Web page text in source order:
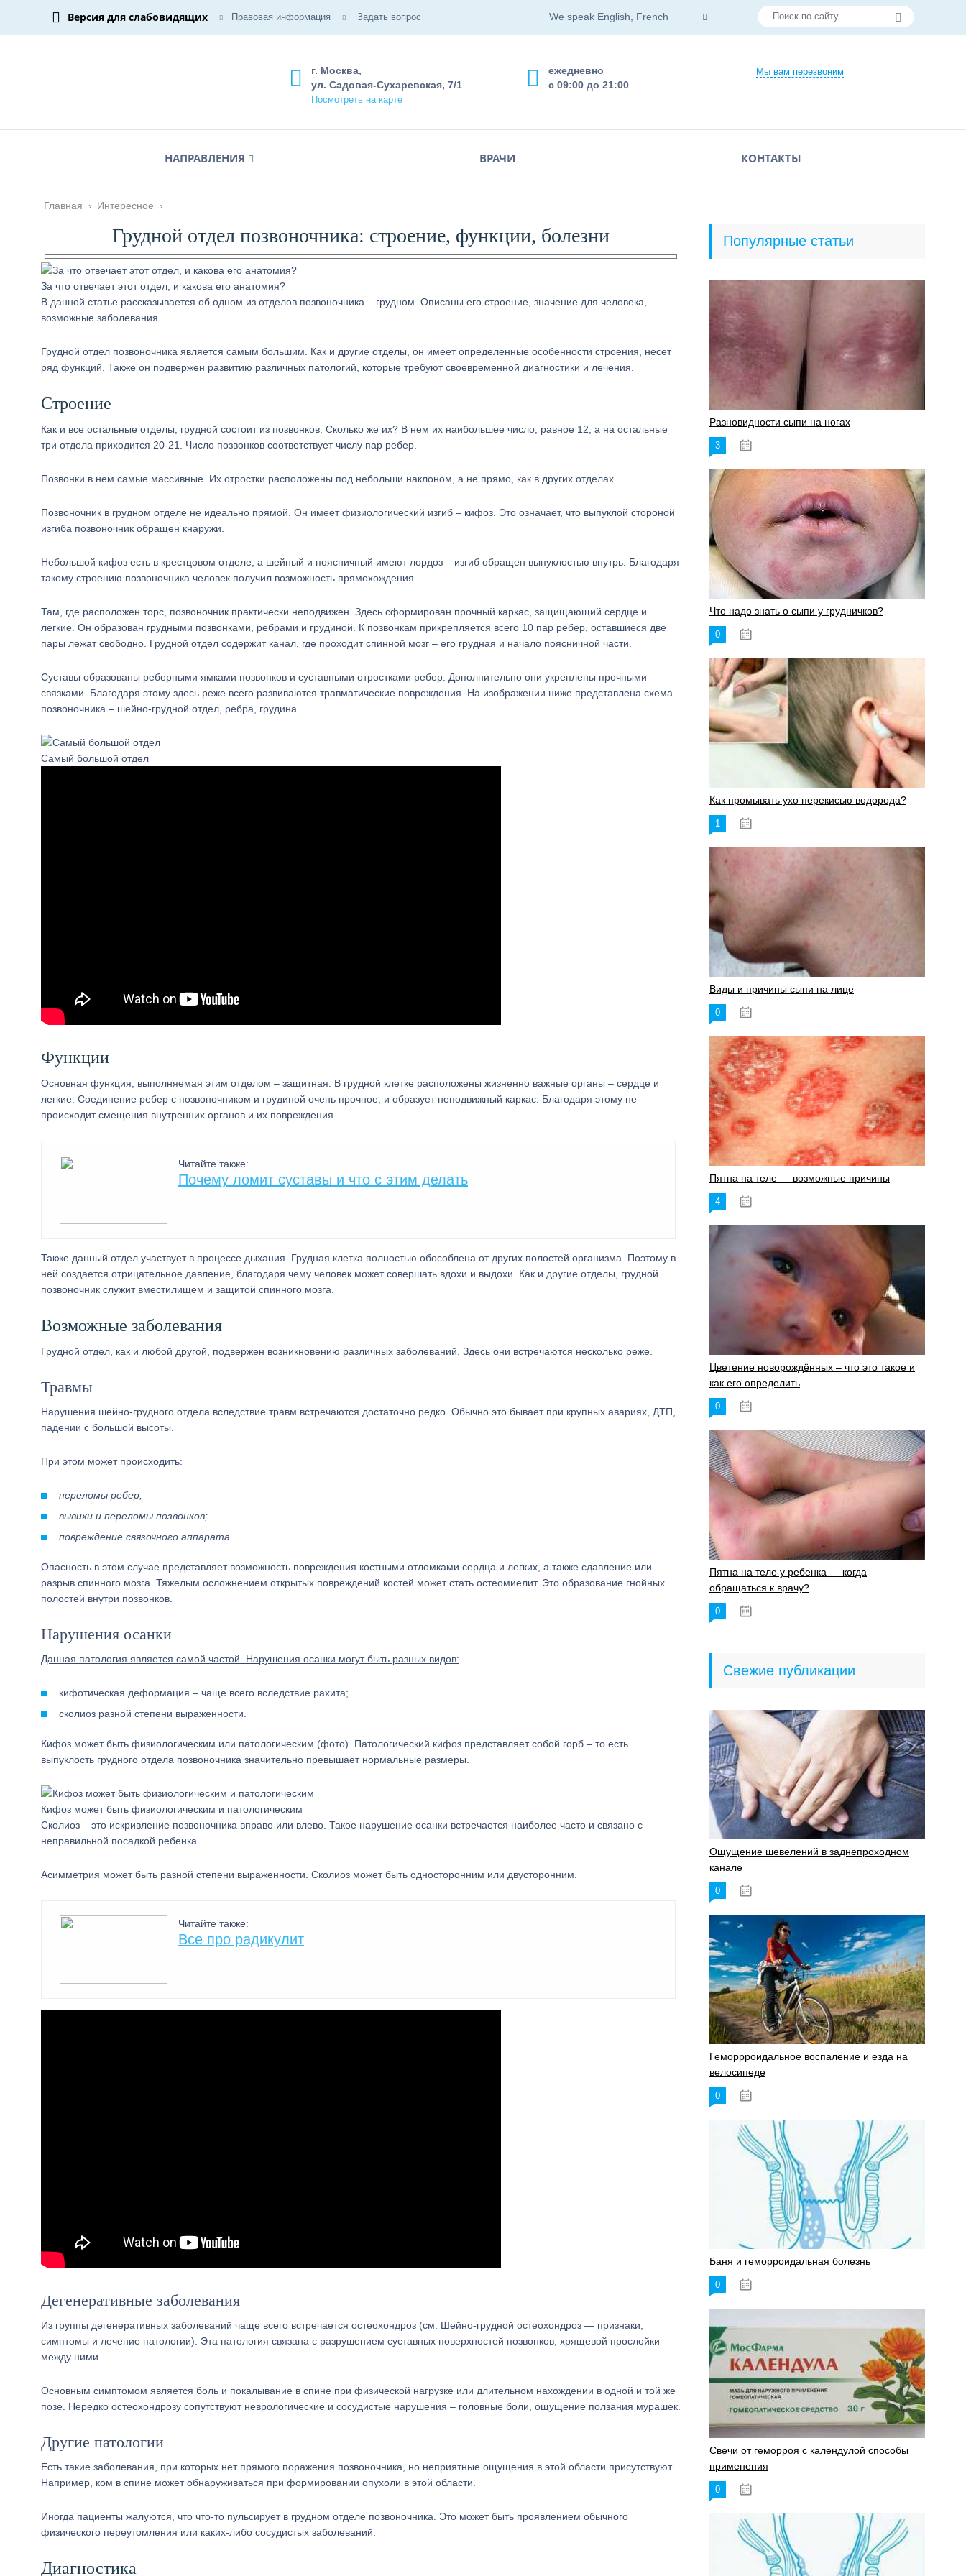
Версия для слабовидящих Правовая информация Задать вопрос We speak English, French
Мы вам перезвоним
ежедневно
с 09:00 до 21:00
г. Москва,
ул. Садовая-Сухаревская, 7/1
Посмотреть на карте
НАПРАВЛЕНИЯ ВРАЧИ КОНТАКТЫ
Главная › Интересное ›
Грудной отдел позвоночника: строение, функции, болезни
За что отвечает этот отдел, и какова его анатомия?
В данной статье рассказывается об одном из отделов позвоночника – грудном. Описаны его строение, значение для человека,
возможные заболевания.
Грудной отдел позвоночника является самым большим. Как и другие отделы, он имеет определенные особенности строения, несет
ряд функций. Также он подвержен развитию различных патологий, которые требуют своевременной диагностики и лечения.
Строение
Как и все остальные отделы, грудной состоит из позвонков. Сколько же их? В нем их наибольшее число, равное 12, а на остальные
три отдела приходится 20-21. Число позвонков соответствует числу пар ребер.
Позвонки в нем самые массивные. Их отростки расположены под небольши наклоном, а не прямо, как в других отделах.
Позвоночник в грудном отделе не идеально прямой. Он имеет физиологический изгиб – кифоз. Это означает, что выпуклой стороной
изгиба позвоночник обращен кнаружи.
Небольшой кифоз есть в крестцовом отделе, а шейный и поясничный имеют лордоз – изгиб обращен выпуклостью внутрь. Благодаря
такому строению позвоночника человек получил возможность прямохождения.
Там, где расположен торс, позвоночник практически неподвижен. Здесь сформирован прочный каркас, защищающий сердце и
легкие. Он образован грудными позвонками, ребрами и грудиной. К позвонкам прикрепляется всего 10 пар ребер, оставшиеся две
пары лежат свободно. Грудной отдел содержит канал, где проходит спинной мозг – его грудная и начало поясничной части.
Суставы образованы реберными ямками позвонков и суставными отростками ребер. Дополнительно они укреплены прочными
связками. Благодаря этому здесь реже всего развиваются травматические повреждения. На изображении ниже представлена схема
позвоночника – шейно-грудной отдел, ребра, грудина.
Самый большой отдел
Функции
Основная функция, выполняемая этим отделом – защитная. В грудной клетке расположены жизненно важные органы – сердце и
легкие. Соединение ребер с позвоночником и грудиной очень прочное, и образует неподвижный каркас. Благодаря этому не
происходит смещения внутренних органов и их повреждения.
Читайте также:
Почему ломит суставы и что с этим делать
Также данный отдел участвует в процессе дыхания. Грудная клетка полностью обособлена от других полостей организма. Поэтому в
ней создается отрицательное давление, благодаря чему человек может совершать вдохи и выдохи. Как и другие отделы, грудной
позвоночник служит вместилищем и защитой спинного мозга.
Возможные заболевания
Грудной отдел, как и любой другой, подвержен возникновению различных заболеваний. Здесь они встречаются несколько реже.
Травмы
Нарушения шейно-грудного отдела вследствие травм встречаются достаточно редко. Обычно это бывает при крупных авариях, ДТП,
падении с большой высоты.
При этом может происходить:
переломы ребер;
вывихи и переломы позвонков;
повреждение связочного аппарата.
Опасность в этом случае представляет возможность повреждения костными отломками сердца и легких, а также сдавление или
разрыв спинного мозга. Тяжелым осложнением открытых повреждений костей может стать остеомиелит. Это образование гнойных
полостей внутри позвонков.
Нарушения осанки
Данная патология является самой частой. Нарушения осанки могут быть разных видов:
кифотическая деформация – чаще всего вследствие рахита;
сколиоз разной степени выраженности.
Кифоз может быть физиологическим или патологическим (фото). Патологический кифоз представляет собой горб – то есть
выпуклость грудного отдела позвоночника значительно превышает нормальные размеры.
Кифоз может быть физиологическим и патологическим
Сколиоз – это искривление позвоночника вправо или влево. Такое нарушение осанки встречается наиболее часто и связано с
неправильной посадкой ребенка.
Асимметрия может быть разной степени выраженности. Сколиоз может быть односторонним или двусторонним.
Читайте также:
Все про радикулит
Дегенеративные заболевания
Из группы дегенеративных заболеваний чаще всего встречается остеохондроз (см. Шейно-грудной остеохондроз — признаки,
симптомы и лечение патологии). Эта патология связана с разрушением суставных поверхностей позвонков, хрящевой прослойки
между ними.
Основным симптомом является боль и покалывание в спине при физической нагрузке или длительном нахождении в одной и той же
позе. Нередко остеохондрозу сопутствуют неврологические и сосудистые нарушения – головные боли, ощущение ползания мурашек.
Другие патологии
Есть такие заболевания, при которых нет прямого поражения позвоночника, но неприятные ощущения в этой области присутствуют.
Например, ком в спине может обнаруживаться при формировании опухоли в этой области.
Иногда пациенты жалуются, что что-то пульсирует в грудном отделе позвоночника. Это может быть проявлением обычного
физического переутомления или каких-либо сосудистых заболеваний.
Диагностика
Популярные статьи
Разновидности сыпи на ногах
3
Что надо знать о сыпи у грудничков?
0
Как промывать ухо перекисью водорода?
1
Виды и причины сыпи на лице
0
Пятна на теле — возможные причины
4
Цветение новорождённых – что это такое и
как его определить
0
Пятна на теле у ребенка — когда
обращаться к врачу?
0
Свежие публикации
Ощущение шевелений в заднепроходном
канале
0
Геморрроидальное воспаление и езда на
велосипеде
0
Баня и геморроидальная болезнь
0
Свечи от геморроя с календулой способы
применения
0